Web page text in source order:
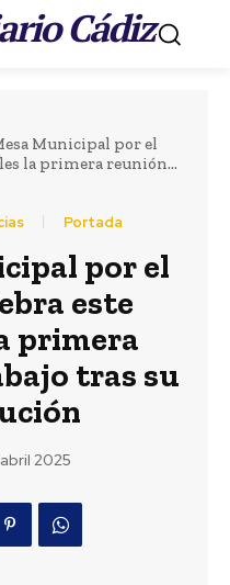
el
los
de
estén
Cádiz.
Municipal por el
la primera reunión...
Portada
por el
este
primera
tras su
2025